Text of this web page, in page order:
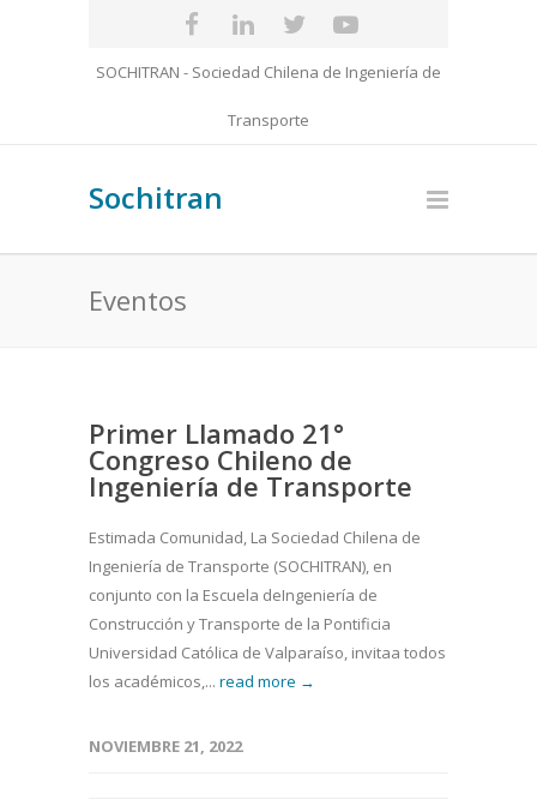
SOCHITRAN - Sociedad Chilena de Ingeniería de
Transporte
Sochitran
Eventos
Primer Llamado 21°
Congreso Chileno de
Ingeniería de Transporte
Estimada Comunidad, La Sociedad Chilena de
Ingeniería de Transporte (SOCHITRAN), en
conjunto con la Escuela deIngeniería de
Construcción y Transporte de la Pontificia
Universidad Católica de Valparaíso, invitaa todos
los académicos,... read more →
NOVIEMBRE 21, 2022